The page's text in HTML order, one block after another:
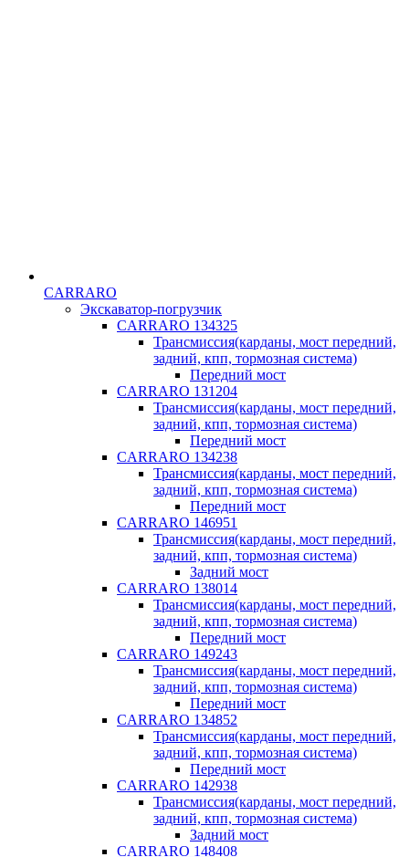
CARRARO
Экскаватор-погрузчик
CARRARO 134325
Трансмиссия(карданы, мост передний,
задний, кпп, тормозная система)
Передний мост
CARRARO 131204
Трансмиссия(карданы, мост передний,
задний, кпп, тормозная система)
Передний мост
CARRARO 134238
Трансмиссия(карданы, мост передний,
задний, кпп, тормозная система)
Передний мост
CARRARO 146951
Трансмиссия(карданы, мост передний,
задний, кпп, тормозная система)
Задний мост
CARRARO 138014
Трансмиссия(карданы, мост передний,
задний, кпп, тормозная система)
Передний мост
CARRARO 149243
Трансмиссия(карданы, мост передний,
задний, кпп, тормозная система)
Передний мост
CARRARO 134852
Трансмиссия(карданы, мост передний,
задний, кпп, тормозная система)
Передний мост
CARRARO 142938
Трансмиссия(карданы, мост передний,
задний, кпп, тормозная система)
Задний мост
CARRARO 148408